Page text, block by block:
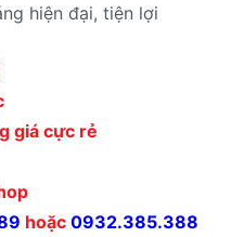
hiện đại, tiện lợi
giá cực rẻ
hoặc 0932.385.388